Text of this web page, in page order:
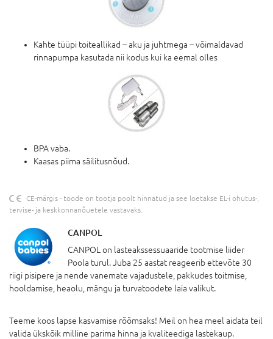
Kahte tüüpi toiteallikad – aku ja juhtmega – võimaldavad
rinnapumpa kasutada nii kodus kui ka eemal olles
BPA vaba.
Kaasas piima säilitusnõud.
CE-märgis - toode on tootja poolt hinnatud ja see loetakse EL-i ohutus-,
tervise- ja keskkonnanõuetele vastavaks.
CANPOL
CANPOL on lasteakssessuaaride tootmise liider
Poola turul. Juba 25 aastat reageerib ettevõte 30
riigi pisipere ja nende vanemate vajadustele, pakkudes toitmise,
hooldamise, heaolu, mängu ja turvatoodete laia valikut.
Teeme koos lapse kasvamise rõõmsaks! Meil on hea meel aidata teil
valida ükskõik milline parima hinna ja kvaliteediga lastekaup.